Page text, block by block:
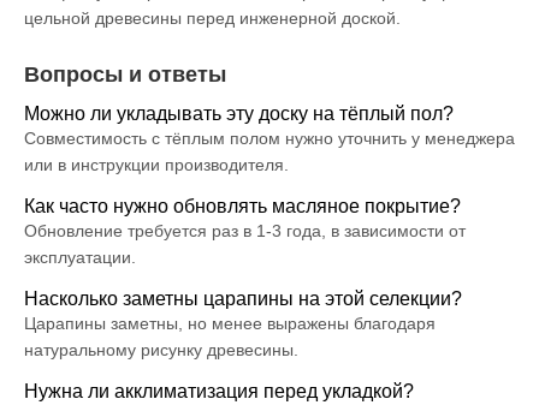
цельной древесины перед инженерной доской.
Вопросы и ответы
Можно ли укладывать эту доску на тёплый пол?
Совместимость с тёплым полом нужно уточнить у менеджера
или в инструкции производителя.
Как часто нужно обновлять масляное покрытие?
Обновление требуется раз в 1-3 года, в зависимости от
эксплуатации.
Насколько заметны царапины на этой селекции?
Царапины заметны, но менее выражены благодаря
натуральному рисунку древесины.
Нужна ли акклиматизация перед укладкой?